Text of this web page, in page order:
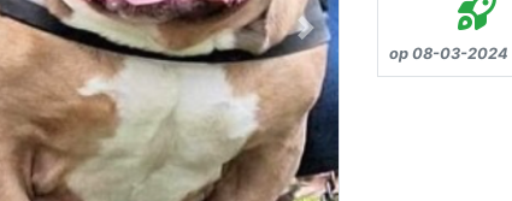
Next
op 08-03-2024